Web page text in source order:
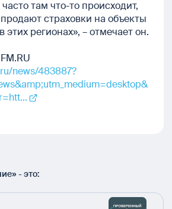
там что-то происходит,
страховки на объекты
регионах», – отмечает он.
news/483887?
- это: